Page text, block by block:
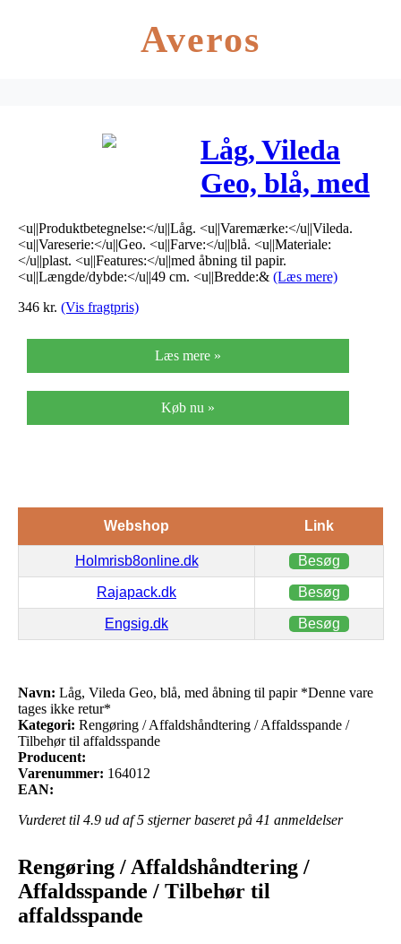
Averos
Låg, Vileda
Geo, blå, med
åbning til
papir *Denne
vare tages ikke
<u||Produktbetegnelse:</u||Låg. <u||Varemærke:</u||Vileda.
<u||Vareserie:</u||Geo. <u||Farve:</u||blå. <u||Materiale:
</u||plast. <u||Features:</u||med åbning til papir.
<u||Længde/dybde:</u||49 cm. <u||Bredde:& (Læs mere)
346 kr. (Vis fragtpris)
Læs mere »
Køb nu »
Webshop Link
Holmrisb8online.dk Besøg
Rajapack.dk Besøg
Engsig.dk Besøg
Navn: Låg, Vileda Geo, blå, med åbning til papir *Denne vare
tages ikke retur*
Kategori: Rengøring / Affaldshåndtering / Affaldsspande /
Tilbehør til affaldsspande
Producent:
Varenummer: 164012
EAN:
Vurderet til 4.9 ud af 5 stjerner baseret på 41 anmeldelser
Rengøring / Affaldshåndtering /
Affaldsspande / Tilbehør til
affaldsspande